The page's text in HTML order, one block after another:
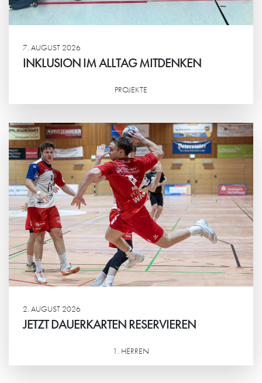
7. AUGUST 2026
INKLUSION IM ALLTAG MITDENKEN
PROJEKTE
2. AUGUST 2026
JETZT DAUERKARTEN RESERVIEREN
1. HERREN